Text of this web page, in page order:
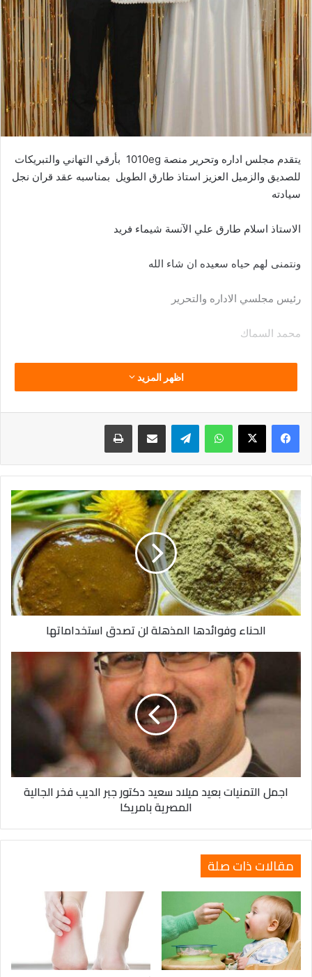
يتقدم مجلس اداره وتحرير منصة 1010eg بأرقي التهاني والتبريكات
للصديق والزميل العزيز استاذ طارق الطويل بمناسبه عقد قران نجل
سيادته
الاستاذ اسلام طارق علي الآنسة شيماء فريد
ونتمنى لهم حياه سعيده ان شاء الله
رئيس مجلسي الاداره والتحرير
محمد السماك
اظهر المزيد
فيسبوك ‫X واتساب تيلقرام مشاركة عبر البريد طباعة
الحناء
وفوائدها
المذهلة
لن
تصدق
استخداماتها
الحناء وفوائدها المذهلة لن تصدق استخداماتها
اجمل
ميلاد
فخر
الجاليةاجمل التمنيات بعيد ميلاد سعيد دكتور جبر الديب فخر الجالية
المصرية بامريكا
مقالات ذات صلة